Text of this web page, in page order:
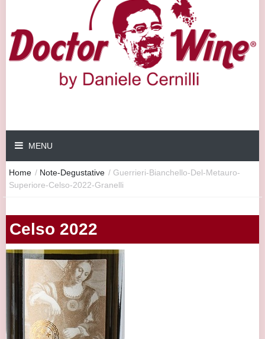
MENU
Home / Note-Degustative / Guerrieri-Bianchello-Del-Metauro-
Superiore-Celso-2022-Granelli
Celso 2022